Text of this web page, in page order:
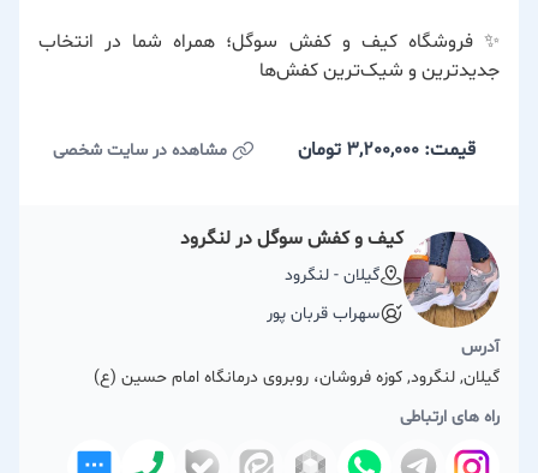
✨ فروشگاه کیف و کفش سوگل؛ همراه شما در انتخاب
جدیدترین و شیک‌ترین کفش‌ها
قیمت: 3,200,000 تومان مشاهده در سایت شخصی
کیف و کفش سوگل در لنگرود
گیلان - لنگرود
سهراب قربان پور
آدرس
گیلان, لنگرود, کوزه فروشان، روبروی درمانگاه امام حسین (ع)
راه های ارتباطی